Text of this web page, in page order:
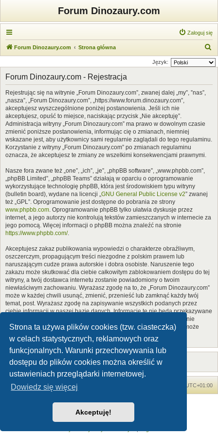
Strona ta używa plików cookies (tzw. ciasteczka)
w celach statystycznych, reklamowych oraz
funkcjonalnych. Warunki przechowywania lub
dostępu do plików cookies można określić w
ustawieniach przeglądarki internetowej.
Dowiedz się więcej
Akceptuję!
Forum Dinozaury.com
Zaloguj się
Forum Dinozaury.com Strona główna
z
Język:
Forum Dinozaury.com - Rejestracja
Rejestrując się na witrynie „Forum Dinozaury.com”, zwanej dalej „my”, ”nas”,
„nasza”, „Forum Dinozaury.com”, „https://www.forum.dinozaury.com”,
akceptujesz wyszczególnione poniżej postanowienia. Jeśli ich nie
akceptujesz, opuść to miejsce, naciskając przycisk „Nie akceptuję”.
Administracja witryny „Forum Dinozaury.com” ma prawo w dowolnym czasie
zmienić poniższe postanowienia, informując cię o zmianach, niemniej
wskazane jest, aby użytkownicy sami regularnie zaglądali do tego regulaminu.
Korzystanie z witryny „Forum Dinozaury.com” po zmianach regulaminu
oznacza, że akceptujesz te zmiany ze wszelkimi konsekwencjami prawnymi.
Nasze fora zwane też „one”, „ich”, „je”, „phpBB software”, „www.phpbb.com”,
„phpBB Limited”, „phpBB Teams” działają w oparciu o oprogramowanie
wykorzystujące technologię phpBB, która jest środowiskiem typu witryny
(bulletin board), wydane na licencji „GNU General Public License v2” zwanej
też „GPL”. Oprogramowanie jest dostępne do pobrania ze strony
www.phpbb.com. Oprogramowanie phpBB tylko ułatwia dyskusje przez
internet, a jego autorzy nie kontrolują tekstów zamieszczanych w internecie za
jego pomocą. Więcej informacji o phpBB można znaleźć na stronie
https://www.phpbb.com/.
Akceptujesz zakaz publikowania wypowiedzi o charakterze obraźliwym,
oszczerczym, propagującym treści niezgodne z polskim prawem lub
naruszającym cudze prawa autorskie i dobra osobiste. Naruszenie tego
zakazu może skutkować dla ciebie całkowitym zablokowaniem dostępu do tej
witryny, a twój dostawca internetu zostanie powiadomiony o twoim
niewłaściwym zachowaniu. Wyrażasz zgodę na to, że „Forum Dinozaury.com”
może w każdej chwili usunąć, zmienić, przenieść lub zamknąć każdy twój
temat, post. Wyrażasz zgodę na zapisywanie wszystkich podanych przez
ciebie informacji w naszej bazie danych. Informacje te nie będą przekazywane
nikomu bez twojej zgody, ale ani „Forum Dinozaury.com”, ani phpBB nie
ponosi odpowiedzialności za włamania do witryny, podczas których może
dojść do kradzieży danych.
Forum Dinozaury.com UTC+01:00
Dinozaury.com© 2006-2020
Technologię dostarczaphpBB® Forum Software © phpBB Limited
Polski pakiet językowy dostarcza